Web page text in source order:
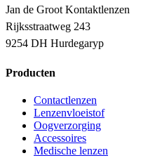
Jan de Groot Kontaktlenzen
Rijksstraatweg 243
9254 DH Hurdegaryp
Producten
Contactlenzen
Lenzenvloeistof
Oogverzorging
Accessoires
Medische lenzen